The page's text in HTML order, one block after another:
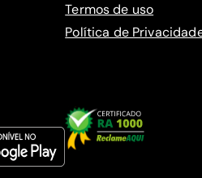
Termos de uso
Política de